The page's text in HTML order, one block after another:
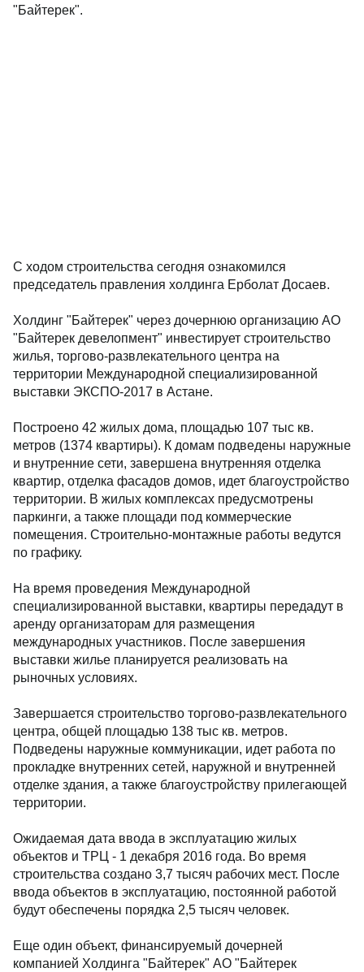
"Байтерек".
С ходом строительства сегодня ознакомился
председатель правления холдинга Ерболат Досаев.
Холдинг "Байтерек" через дочернюю организацию АО
"Байтерек девелопмент" инвестирует строительство
жилья, торгово-развлекательного центра на
территории Международной специализированной
выставки ЭКСПО-2017 в Астане.
Построено 42 жилых дома, площадью 107 тыс кв.
метров (1374 квартиры). К домам подведены наружные
и внутренние сети, завершена внутренняя отделка
квартир, отделка фасадов домов, идет благоустройство
территории. В жилых комплексах предусмотрены
паркинги, а также площади под коммерческие
помещения. Строительно-монтажные работы ведутся
по графику.
На время проведения Международной
специализированной выставки, квартиры передадут в
аренду организаторам для размещения
международных участников. После завершения
выставки жилье планируется реализовать на
рыночных условиях.
Завершается строительство торгово-развлекательного
центра, общей площадью 138 тыс кв. метров.
Подведены наружные коммуникации, идет работа по
прокладке внутренних сетей, наружной и внутренней
отделке здания, а также благоустройству прилегающей
территории.
Ожидаемая дата ввода в эксплуатацию жилых
объектов и ТРЦ - 1 декабря 2016 года. Во время
строительства создано 3,7 тысяч рабочих мест. После
ввода объектов в эксплуатацию, постоянной работой
будут обеспечены порядка 2,5 тысяч человек.
Еще один объект, финансируемый дочерней
компанией Холдинга "Байтерек" АО "Байтерек